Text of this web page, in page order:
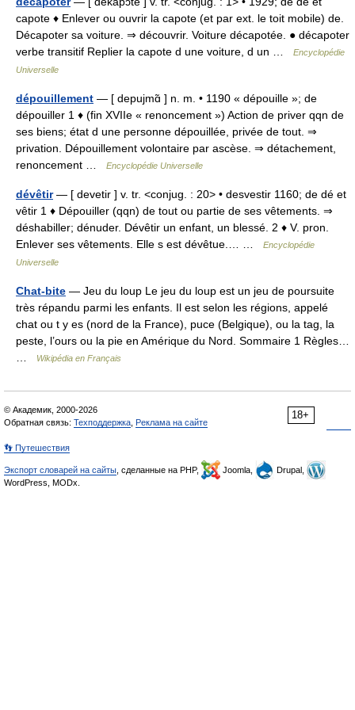
capote ♦ Enlever ou ouvrir la capote (et par ext. le toit mobile) de.
Décapoter sa voiture. ⇒ découvrir. Voiture décapotée. ● décapoter
verbe transitif Replier la capote d une voiture, d un …
Encyclopédie
Universelle
dépouillement — [ depujmɑ̃ ] n. m. • 1190 « dépouille »; de
dépouiller 1 ♦ (fin XVIIe « renoncement ») Action de priver qqn de
ses biens; état d une personne dépouillée, privée de tout. ⇒
privation. Dépouillement volontaire par ascèse. ⇒ détachement,
renoncement …
Encyclopédie Universelle
dévêtir— [ devetir ] v. tr. <conjug. : 20> • desvestir 1160; de dé et
vêtir 1 ♦ Dépouiller (qqn) de tout ou partie de ses vêtements. ⇒
déshabiller; dénuder. Dévêtir un enfant, un blessé. 2 ♦ V. pron.
Enlever ses vêtements. Elle s est dévêtue.… …
Encyclopédie
Universelle
Chat-bite — Jeu du loup Le jeu du loup est un jeu de poursuite
très répandu parmi les enfants. Il est selon les régions, appelé
chat ou t y es (nord de la France), puce (Belgique), ou la tag, la
peste, l’ours ou la pie en Amérique du Nord. Sommaire 1 Règles…
Wikipédia en Français
18+
© Академик, 2000-2026
Обратная связь: Техподдержка Реклама на сайте
👣 Путешествия
Экспорт словарей на сайты , сделанные на PHP, Joomla,
Drupal,
WordPress, MODx.